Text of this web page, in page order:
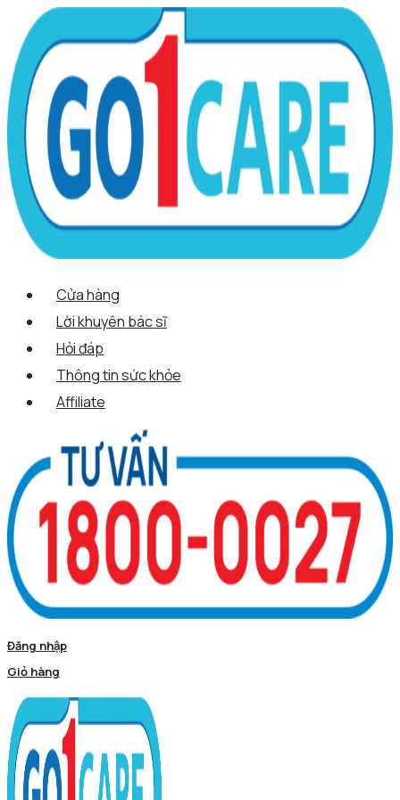
nội
dung
Menu
Cửa hàng
Lời khuyên bác sĩ
Hỏi đáp
Thông tin sức khỏe
Affiliate
Đăng nhập
Giỏ hàng
Tên*
Email*
Trang
web
Scroll
Up